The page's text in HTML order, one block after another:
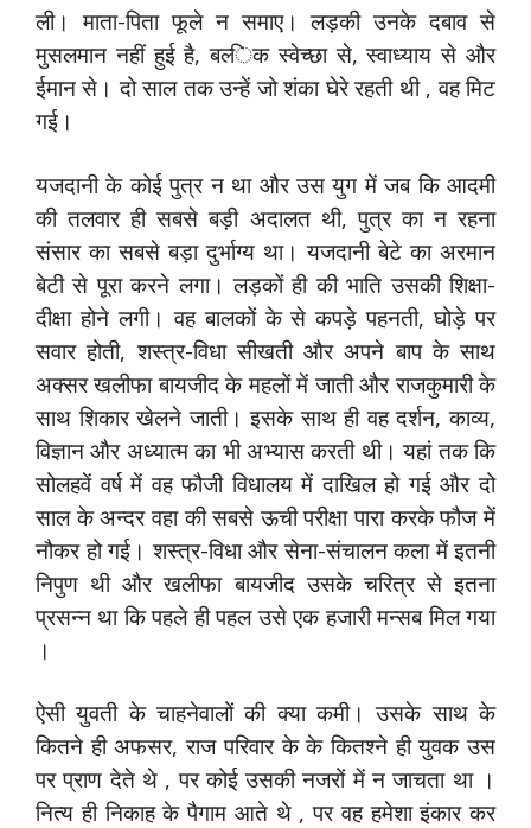
ली। माता-पिता फूले न समाए। लड़की उनके दबाव से
मुसलमान नहीं हुई है, बल्‍ि‍क स्‍वेच्‍छा से, स्‍वाध्‍याय से और
ईमान से। दो साल तक उन्‍हें जो शंका घेरे रहती थी , वह मिट
गई।
यजदानी के कोई पुत्र न था और उस युग में जब कि आदमी
की तलवार ही सबसे बड़ी अदालत थी, पुत्र का न रहना
संसार का सबसे बड़ा दुर्भाग्‍य था। यजदानी बेटे का अरमान
बेटी से पूरा करने लगा। लड़कों ही की भाति उसकी शिक्षा-
दीक्षा होने लगी। वह बालकों के से कपड़े पहनती, घोड़े पर
सवार होती, शस्‍त्र-विधा सीखती और अपने बाप के साथ
अक्‍सर खलीफा बायजीद के महलों में जाती और राजकुमारी के
साथ शिकार खेलने जाती। इसके साथ ही वह दर्शन, काव्‍य,
विज्ञान और अध्‍यात्‍म का भी अभ्‍यास करती थी। यहां तक कि
सोलहवें वर्ष में वह फौजी विधालय में दाखिल हो गई और दो
साल के अन्‍दर वहा की सबसे ऊची परीक्षा पारा करके फौज में
नौकर हो गई। शस्‍त्र-विधा और सेना-संचालन कला में इतनी
निपुण थी और खलीफा बायजीद उसके चरित्र से इतना
प्रसन्‍न था कि पहले ही पहल उसे एक हजारी मन्‍सब मिल गया
।
ऐसी युवती के चाहनेवालों की क्‍या कमी। उसके साथ के
कितने ही अफसर, राज परिवार के के कितश्‍ने ही युवक उस
पर प्राण देते थे , पर कोई उसकी नजरों में न जाचता था ।
नित्‍य ही निकाह के पैगाम आते थे , पर वह हमेशा इंकार कर